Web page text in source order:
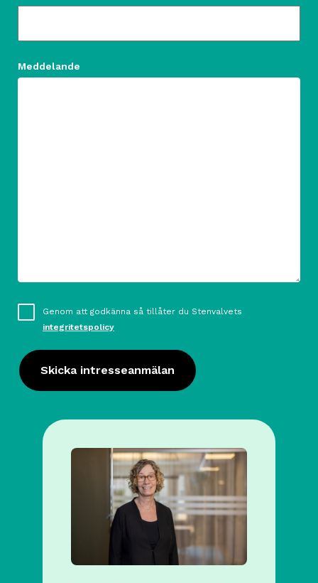
Meddelande
ConsentGenom att godkänna så tillåter du Stenvalvets
integritetspolicy
Skicka intresseanmälan